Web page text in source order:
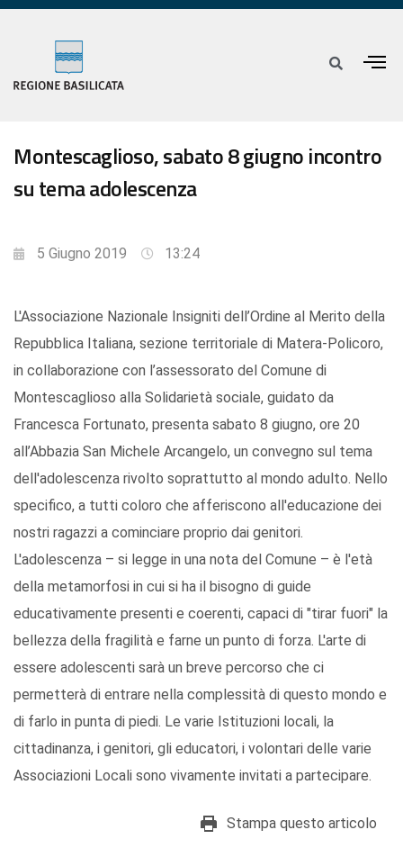
Montescaglioso, sabato 8 giugno incontro
su tema adolescenza
5 Giugno 2019 13:24
L'Associazione Nazionale Insigniti dell’Ordine al Merito della
Repubblica Italiana, sezione territoriale di Matera-Policoro,
in collaborazione con l’assessorato del Comune di
Montescaglioso alla Solidarietà sociale, guidato da
Francesca Fortunato, presenta sabato 8 giugno, ore 20
all’Abbazia San Michele Arcangelo, un convegno sul tema
dell'adolescenza rivolto soprattutto al mondo adulto. Nello
specifico, a tutti coloro che afferiscono all'educazione dei
nostri ragazzi a cominciare proprio dai genitori.
L'adolescenza – si legge in una nota del Comune – è l'età
della metamorfosi in cui si ha il bisogno di guide
educativamente presenti e coerenti, capaci di "tirar fuori" la
bellezza della fragilità e farne un punto di forza. L'arte di
essere adolescenti sarà un breve percorso che ci
permetterà di entrare nella complessità di questo mondo e
di farlo in punta di piedi. Le varie Istituzioni locali, la
cittadinanza, i genitori, gli educatori, i volontari delle varie
Associazioni Locali sono vivamente invitati a partecipare.
Stampa questo articolo